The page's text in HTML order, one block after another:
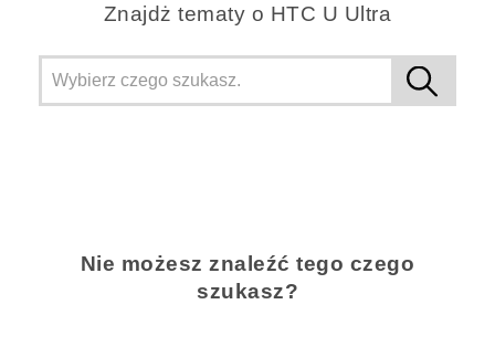
Znajdż tematy o HTC U Ultra
Nie możesz znaleźć tego czego
szukasz?